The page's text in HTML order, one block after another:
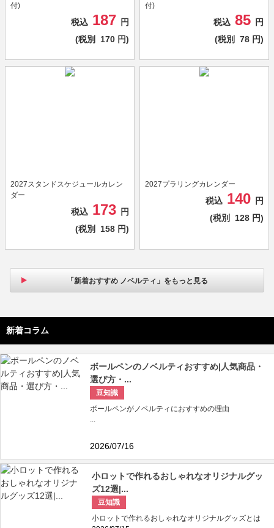
付)
税込187
円
(税別
170 円)
付)
税込85
円
(税別
78 円)
2027スタンドスケジュールカレン
ダー
税込173
円
(税別
158 円)
2027プラリングカレンダー
税込140
円
(税別
128 円)
「新着おすすめ ノベルティ」をもっと見る
新着コラム
ボールペンのノベルティおすすめ|人気商品・
選び方・...
豆知識
ボールペンがノベルティにおすすめの理由
...
2026/07/16
小ロットで作れるおしゃれなオリジナルグッ
ズ12選|...
豆知識
小ロットで作れるおしゃれなオリジナルグッズとは